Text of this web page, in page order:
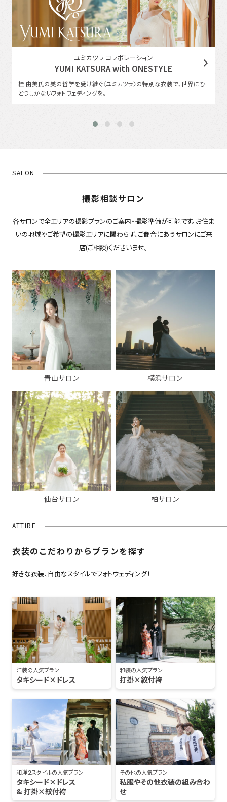
ユミカツラ コラボレーション
YUMI KATSURA with ONESTYLE
桂 由美氏の美の哲学を受け継ぐ〈ユミカツラ〉の特別な衣装で、世界にひ
とつしかないフォトウェディングを。
SALON
撮影相談サロン
各サロンで全エリアの撮影プランのご案内・撮影準備が可能です。お住ま
いの地域やご希望の撮影エリアに関わらず、ご都合にあうサロンにご来
店(ご相談)くださいませ。
青山サロン 横浜サロン
仙台サロン 柏サロン
ATTIRE
衣装のこだわりからプランを探す
好きな衣装、自由なスタイルでフォトウェディング！
洋装の人気プラン
タキシード×ドレス
和装の人気プラン
打掛×紋付袴
和洋２スタイルの人気プラン
タキシード×ドレス
& 打掛×紋付袴
その他の人気プラン
私服やその他衣装の組み合わ
せ